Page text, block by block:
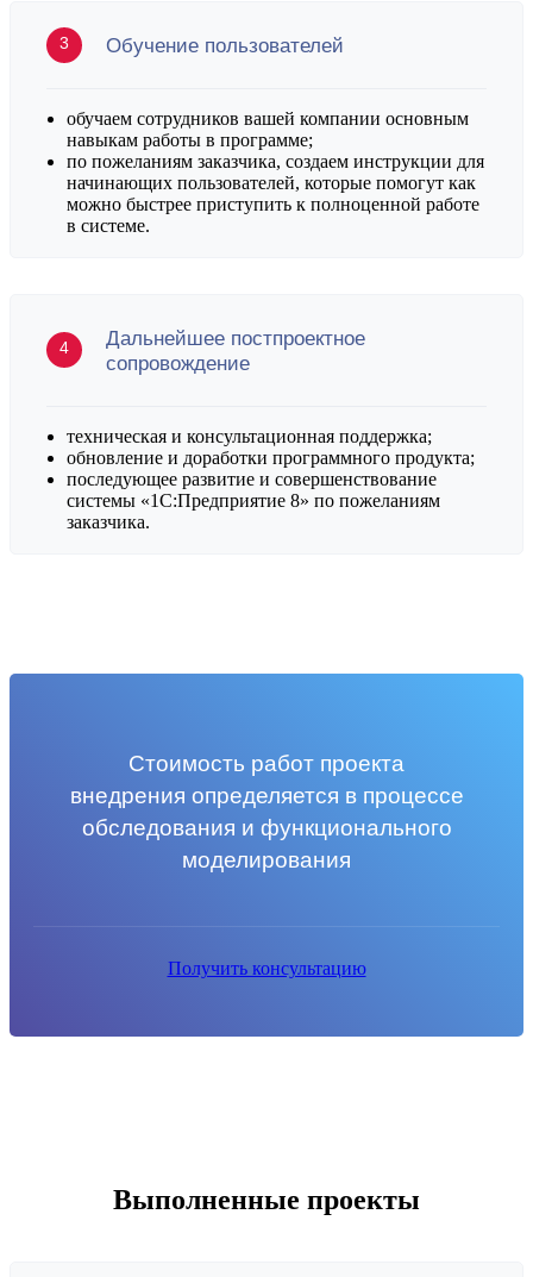
Обучение пользователей
обучаем сотрудников вашей компании основным
навыкам работы в программе;
по пожеланиям заказчика, создаем инструкции для
начинающих пользователей, которые помогут как
можно быстрее приступить к полноценной работе
в системе.
Дальнейшее постпроектное
сопровождение
техническая и консультационная поддержка;
обновление и доработки программного продукта;
последующее развитие и совершенствование
системы «1С:Предприятие 8» по пожеланиям
заказчика.
Стоимость работ проекта
внедрения определяется в процессе
обследования и функционального
моделирования
Получить консультацию
Выполненные проекты